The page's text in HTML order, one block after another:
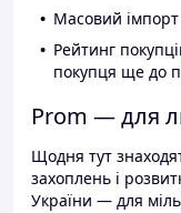
Масовий
Рейтинг
покупця ще до
Prom — для
Щодня тут
захоплень і
України — для